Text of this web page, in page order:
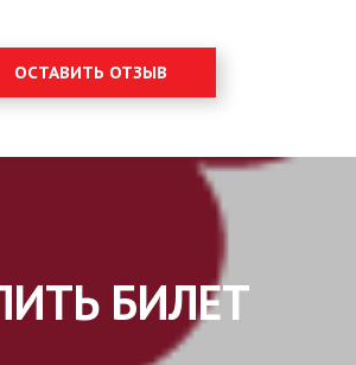
ОСТАВИТЬ ОТЗЫВ
БИЛЕТ